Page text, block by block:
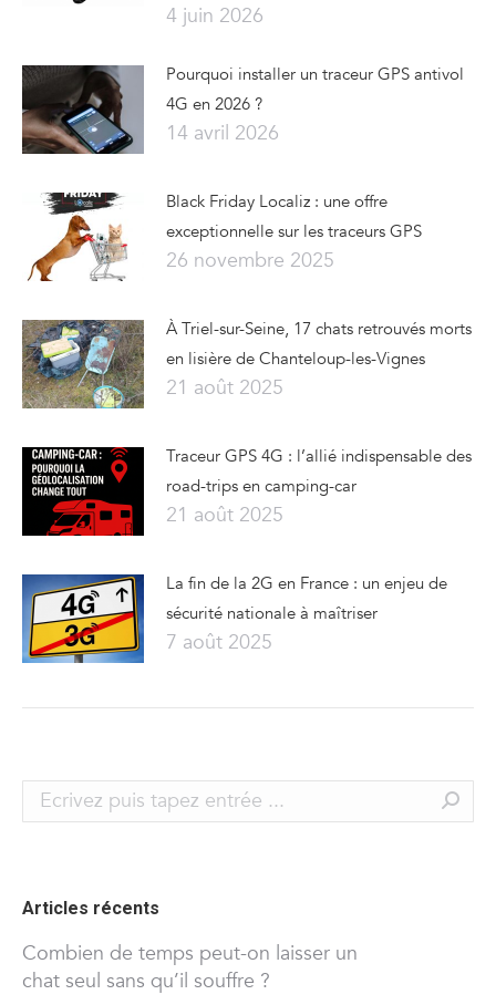
4 juin 2026
Pourquoi installer un traceur GPS antivol
4G en 2026 ?
14 avril 2026
Black Friday Localiz : une offre
exceptionnelle sur les traceurs GPS
26 novembre 2025
À Triel-sur-Seine, 17 chats retrouvés morts
en lisière de Chanteloup-les-Vignes
21 août 2025
Traceur GPS 4G : l’allié indispensable des
road-trips en camping-car
21 août 2025
La fin de la 2G en France : un enjeu de
sécurité nationale à maîtriser
7 août 2025
Search:
Articles récents
Combien de temps peut-on laisser un
chat seul sans qu’il souffre ?